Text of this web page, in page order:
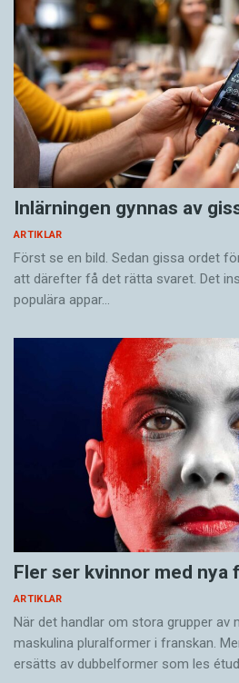
Inlärningen gynnas av
ARTIKLAR
Först se en bild. Sedan gissa ordet
att därefter få det rätta svaret. Det
populära appar…
Fler ser kvinnor med nya
ARTIKLAR
När det handlar om stora grupper av
maskulina pluralformer i franskan.
ersätts av dubbel­former som les